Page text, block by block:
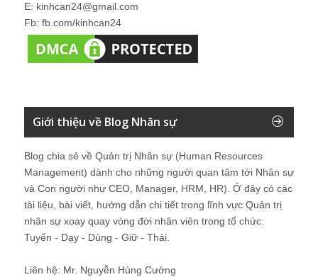
E: kinhcan24@gmail.com
Fb: fb.com/kinhcan24
Giới thiệu về Blog Nhân sự
Blog chia sẻ về Quản trị Nhân sự (Human Resources
Management) dành cho những người quan tâm tới Nhân sự
và Con người như CEO, Manager, HRM, HR). Ở đây có các
tài liệu, bài viết, hướng dẫn chi tiết trong lĩnh vực Quản trị
nhân sự xoay quay vòng đời nhân viên trong tổ chức:
Tuyển - Dạy - Dùng - Giữ - Thải.
Liên hệ: Mr. Nguyễn Hùng Cường